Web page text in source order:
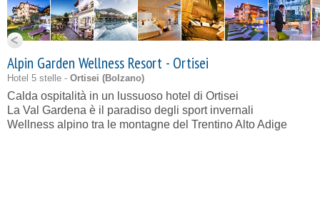
Alpin Garden Wellness Resort - Ortisei
Hotel 5 stelle - Ortisei (Bolzano)
Calda ospitalità in un lussuoso hotel di Ortisei
La Val Gardena è il paradiso degli sport invernali
Wellness alpino tra le montagne del Trentino Alto Adige